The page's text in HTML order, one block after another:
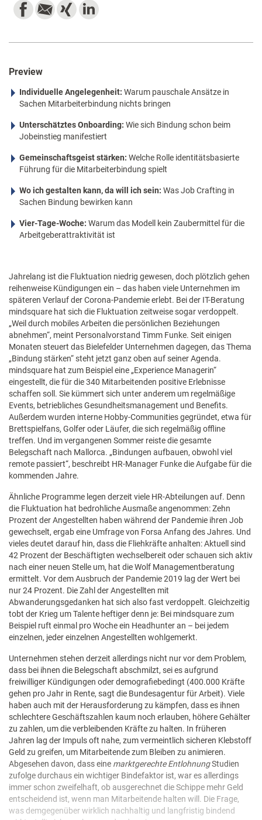
Preview
Individuelle Angelegenheit: Warum pauschale Ansätze in
Sachen Mitarbeiterbindung nichts bringen
Unterschätztes Onboarding: Wie sich Bindung schon beim
Jobeinstieg manifestiert
Gemeinschaftsgeist stärken: Welche Rolle identitätsbasierte
Führung für die Mitarbeiterbindung spielt
Wo ich gestalten kann, da will ich sein: Was Job Crafting in
Sachen Bindung bewirken kann
Vier-Tage-Woche: Warum das Modell kein Zaubermittel für die
Arbeitgeberattraktivität ist
Jahrelang ist die Fluktuation niedrig gewesen, doch plötzlich gehen
reihenweise Kündigungen ein – das haben viele Unternehmen im
späteren Verlauf der Corona-Pandemie erlebt. Bei der IT-Beratung
mindsquare hat sich die Fluktuation zeitweise sogar verdoppelt.
„Weil durch mobiles Arbeiten die persönlichen Beziehungen
abnehmen“, meint Personalvorstand Timm Funke. Seit einigen
Monaten steuert das Bielefelder Unternehmen dagegen, das Thema
„Bindung stärken“ steht jetzt ganz oben auf seiner Agenda.
mindsquare hat zum Beispiel eine „Experience Managerin“
eingestellt, die für die 340 Mitarbeitenden positive Erlebnisse
schaffen soll. Sie kümmert sich unter anderem um regelmäßige
Events, betriebliches Gesundheitsmanagement und Benefits.
Außerdem wurden interne Hobby-Communities gegründet, etwa für
Brettspielfans, Golfer oder Läufer, die sich regelmäßig offline
treffen. Und im vergangenen Sommer reiste die gesamte
Belegschaft nach Mallorca. „Bindungen aufbauen, obwohl viel
remote passiert“, beschreibt HR-Manager Funke die Aufgabe für die
kommenden Jahre.
Ähnliche Programme legen derzeit viele HR-Abteilungen auf. Denn
die Fluktuation hat bedrohliche Ausmaße angenommen: Zehn
Prozent der Angestellten haben während der Pandemie ihren Job
gewechselt, ergab eine Umfrage von Forsa Anfang des Jahres. Und
vieles deutet darauf hin, dass die Fliehkräfte anhalten: Aktuell sind
42 Prozent der Beschäftigten wechselbereit oder schauen sich aktiv
nach einer neuen Stelle um, hat die Wolf Managementberatung
ermittelt. Vor dem Ausbruch der Pandemie 2019 lag der Wert bei
nur 24 Prozent. Die Zahl der Angestellten mit
Abwanderungsgedanken hat sich also fast verdoppelt. Gleichzeitig
tobt der Krieg um Talente heftiger denn je: Bei mindsquare zum
Beispiel ruft einmal pro Woche ein Headhunter an – bei jedem
einzelnen, jeder einzelnen Angestellten wohlgemerkt.
Unternehmen stehen derzeit allerdings nicht nur vor dem Problem,
dass bei ihnen die Belegschaft abschmilzt, sei es aufgrund
freiwilliger Kündigungen oder demografiebedingt (400.000 Kräfte
gehen pro Jahr in Rente, sagt die Bundesagentur für Arbeit). Viele
haben auch mit der Herausforderung zu kämpfen, dass es ihnen
schlechtere Geschäftszahlen kaum noch erlauben, höhere Gehälter
zu zahlen, um die verbleibenden Kräfte zu halten. In früheren
Jahren lag der Impuls oft nahe, zum vermeintlich sicheren Klebstoff
Geld zu greifen, um Mitarbeitende zum Bleiben zu animieren.
Abgesehen davon, dass eine marktgerechte EntlohnungStudien
zufolge durchaus ein wichtiger Bindefaktor ist, war es allerdings
immer schon zweifelhaft, ob ausgerechnet die Schippe mehr Geld
entscheidend ist, wenn man Mitarbeitende halten will. Die Frage,
was demgegenüber wirklich nachhaltig und langfristig bindend